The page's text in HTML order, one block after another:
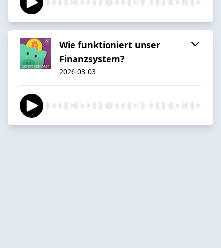
Wie funktioniert unser
Finanzsystem?
2026-03-03